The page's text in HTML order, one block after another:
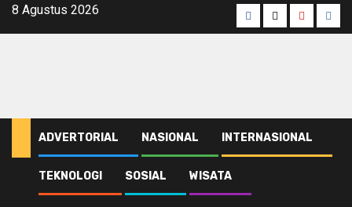
Skip8 Agustus 2026 Facebook
TwitterYoutube
ADVERTORIAL NASIONAL INTERNASIONAL
TEKNOLOGI SOSIAL WISATA
Cabor Atletik